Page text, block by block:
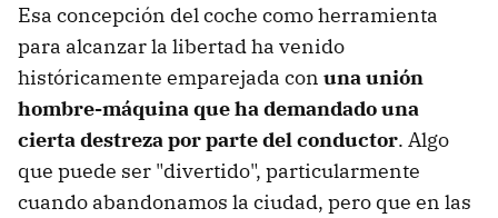
Esa concepción del coche como herramienta
para alcanzar la libertad ha venido
históricamente emparejada con una unión
hombre-máquina que ha demandado una
cierta destreza por parte del conductor. Algo
que puede ser "divertido", particularmente
cuando abandonamos la ciudad, pero que en las